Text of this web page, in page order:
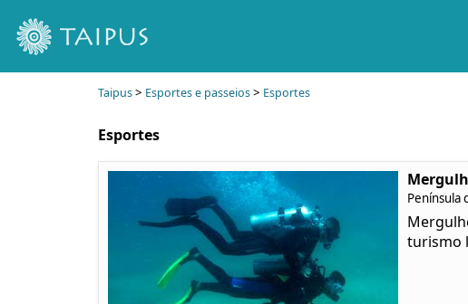
Taipus> Esportes e passeios> Esportes
Esportes
Península
turismo